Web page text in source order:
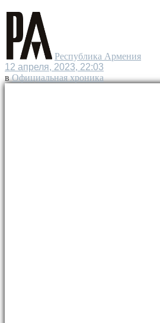
Республика Армения
12 апреля, 2023, 22:03
в Официальная хроника